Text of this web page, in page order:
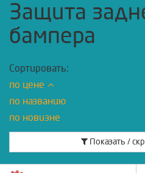
Защита
бампера
Сортировать:
по цене
по названию
по новизне
Показать /